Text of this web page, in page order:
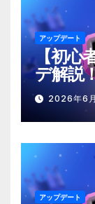
アップデート
【初心
デ解説
は？
2026年6
アップデート